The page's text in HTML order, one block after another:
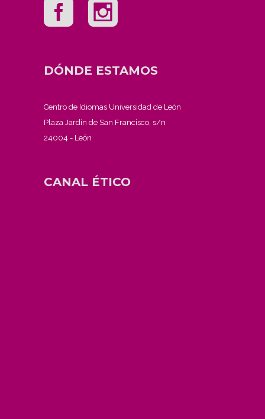
DÓNDE ESTAMOS
Centro de Idiomas Universidad de León
Plaza Jardín de San Francisco, s/n
24004 - León
CANAL ÉTICO